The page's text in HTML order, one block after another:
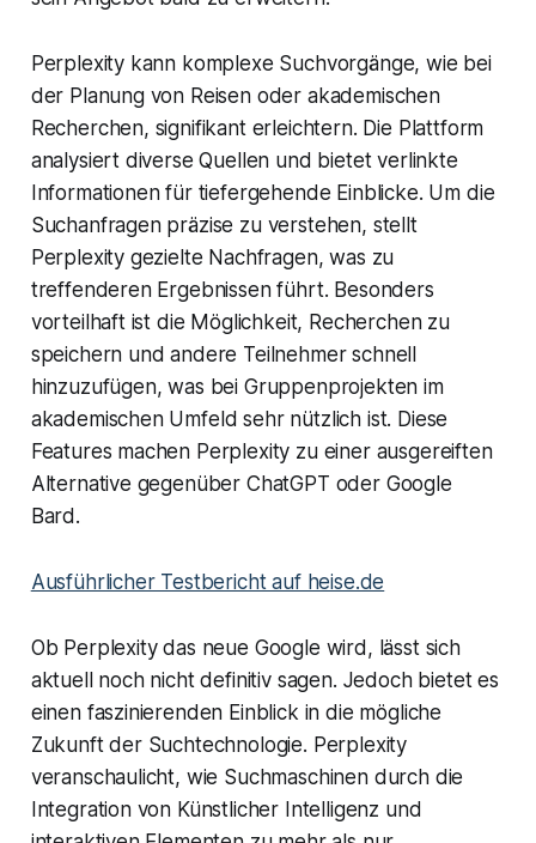
Perplexity kann komplexe Suchvorgänge, wie bei
der Planung von Reisen oder akademischen
Recherchen, signifikant erleichtern. Die Plattform
analysiert diverse Quellen und bietet verlinkte
Informationen für tiefergehende Einblicke. Um die
Suchanfragen präzise zu verstehen, stellt
Perplexity gezielte Nachfragen, was zu
treffenderen Ergebnissen führt. Besonders
vorteilhaft ist die Möglichkeit, Recherchen zu
speichern und andere Teilnehmer schnell
hinzuzufügen, was bei Gruppenprojekten im
akademischen Umfeld sehr nützlich ist. Diese
Features machen Perplexity zu einer ausgereiften
Alternative gegenüber ChatGPT oder Google
Bard.
Ausführlicher Testbericht auf heise.de
Ob Perplexity das neue Google wird, lässt sich
aktuell noch nicht definitiv sagen. Jedoch bietet es
einen faszinierenden Einblick in die mögliche
Zukunft der Suchtechnologie. Perplexity
veranschaulicht, wie Suchmaschinen durch die
Integration von Künstlicher Intelligenz und